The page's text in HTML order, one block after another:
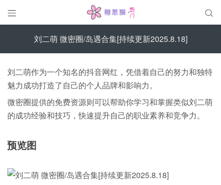
 
刘二萌 微密圈/岛遇合集[持续更新2025.8.18]
刘二萌作为一个知名的抖音网红，凭借着自己的努力和独特
魅力成功打造了自己的个人品牌和影响力。
微密圈提供的免费资源则可以帮助你学习和掌握类似刘二萌
的成功经验和技巧，快速提升自己的职业素养和竞争力。
预览图